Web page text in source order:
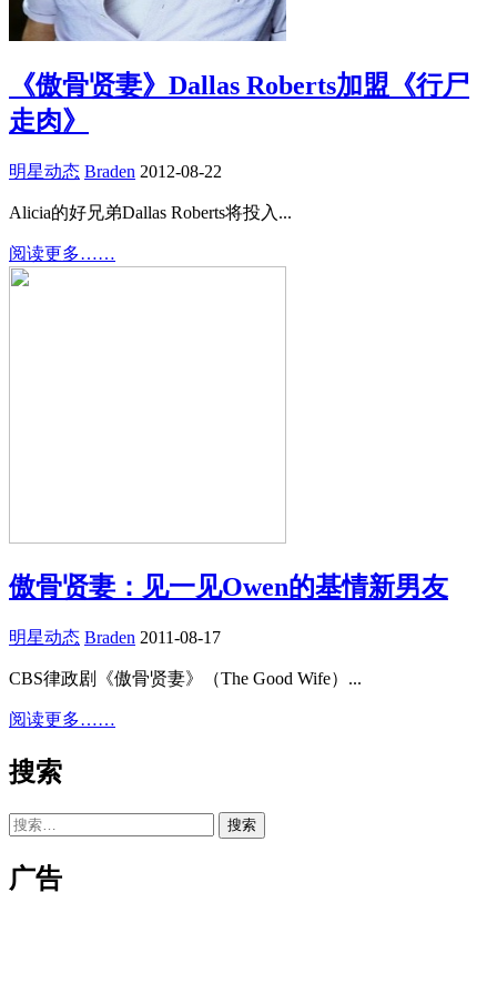
《傲骨贤妻》Dallas Roberts加盟《行尸
走肉》
明星动态 Braden 2012-08-22
Alicia的好兄弟Dallas Roberts将投入...
阅读更多……
傲骨贤妻：见一见Owen的基情新男友
明星动态 Braden 2011-08-17
CBS律政剧《傲骨贤妻》（The Good Wife）...
阅读更多……
搜索
搜
广告